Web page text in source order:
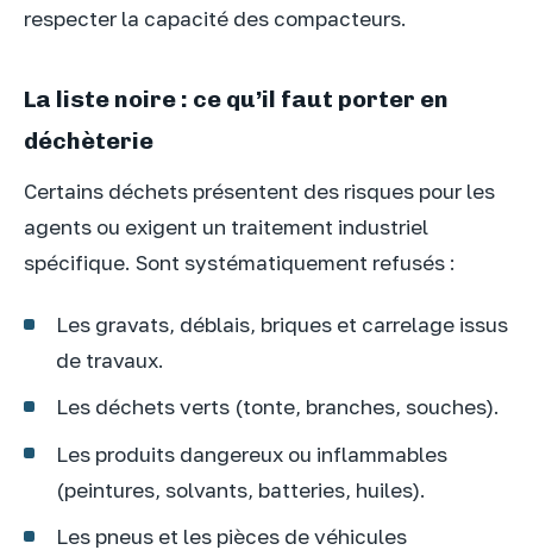
respecter la capacité des compacteurs.
La liste noire : ce qu’il faut porter en
déchèterie
Certains déchets présentent des risques pour les
agents ou exigent un traitement industriel
spécifique. Sont systématiquement refusés :
Les gravats, déblais, briques et carrelage issus
de travaux.
Les déchets verts (tonte, branches, souches).
Les produits dangereux ou inflammables
(peintures, solvants, batteries, huiles).
Les pneus et les pièces de véhicules